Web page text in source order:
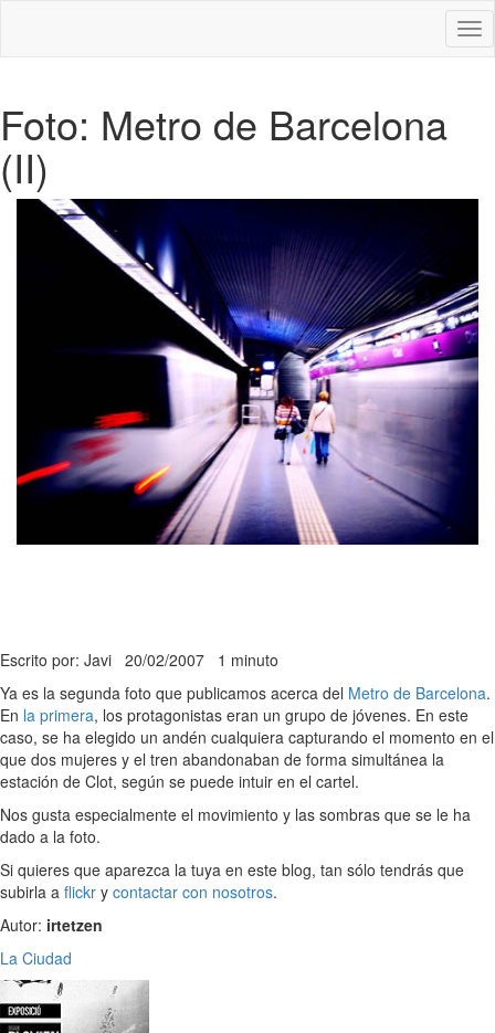
Foto: Metro de Barcelona
(II)
Escrito por: Javi 20/02/2007 1 minuto
Ya es la segunda foto que publicamos acerca del Metro de Barcelona.
En la primera, los protagonistas eran un grupo de jóvenes. En este
caso, se ha elegido un andén cualquiera capturando el momento en el
que dos mujeres y el tren abandonaban de forma simultánea la
estación de Clot, según se puede intuir en el cartel.
Nos gusta especialmente el movimiento y las sombras que se le ha
dado a la foto.
Si quieres que aparezca la tuya en este blog, tan sólo tendrás que
subirla a flickr y contactar con nosotros.
Autor: irtetzen
La Ciudad